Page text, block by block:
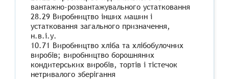
вантажно-розвантажувального устатковання
28.29 Виробництво інших машин і
устатковання загального призначення,
н.в.і.у.
10.71 Виробництво хліба та хлібобулочних
виробів; виробництво борошняних
кондитерських виробів, тортів і тістечок
нетривалого зберігання